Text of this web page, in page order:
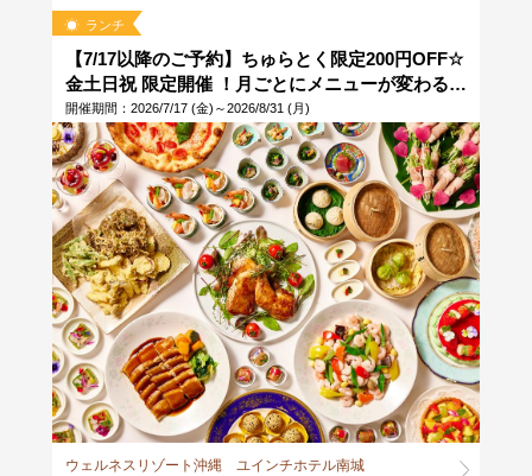
ランチ
【7/17以降のご予約】ちゅらとく限定200円OFF☆
金土日祝 限定開催 ！月ごとにメニューが変わるラ
ンチブッフェ※当日11時まで予約OK
開催期間：2026/7/17 (金)～2026/8/31 (月)
ウェルネスリゾート沖縄 ユインチホテル南城